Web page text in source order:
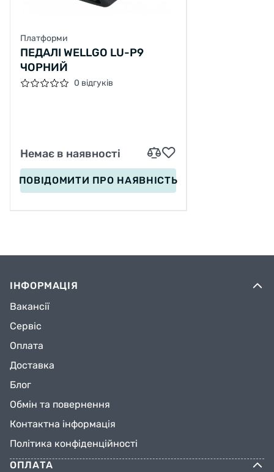
Платформи
ПЕДАЛІ WELLGO LU-P9
ЧОРНИЙ
0 відгуків
Немає в наявності
ПОВІДОМИТИ ПРО НАЯВНІСТЬ
ІНФОРМАЦІЯ
Вакансії
Сервіс
Оплата
Доставка
Блог
Обмін та повернення
Контактна інформація
Політика конфіденційності
ОПЛАТА